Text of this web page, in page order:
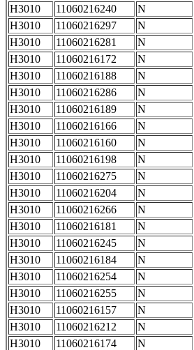
H3010
11060216240
N
H3010
11060216297
N
H3010
11060216281
N
H3010
11060216172
N
H3010
11060216188
N
H3010
11060216286
N
H3010
11060216189
N
H3010
11060216166
N
H3010
11060216160
N
H3010
11060216198
N
H3010
11060216275
N
H3010
11060216204
N
H3010
11060216266
N
H3010
11060216181
N
H3010
11060216245
N
H3010
11060216184
N
H3010
11060216254
N
H3010
11060216255
N
H3010
11060216157
N
H3010
11060216212
N
H3010
11060216174
N